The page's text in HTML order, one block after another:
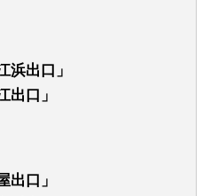
出口」
口」
口」